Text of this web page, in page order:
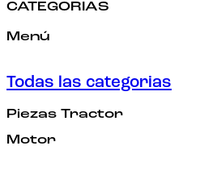
CATEGORIAS
Menú
Todas las categorias
Piezas Tractor
Motor